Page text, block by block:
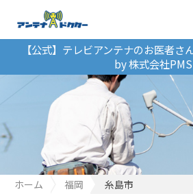
【公式】テレビアンテナのお医者さ
by 株式会社PMS
ホーム 福岡 糸島市